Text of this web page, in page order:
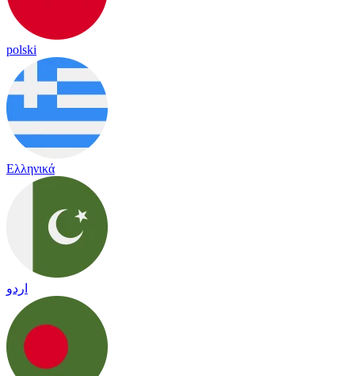
polski
Ελληνικά
اردو